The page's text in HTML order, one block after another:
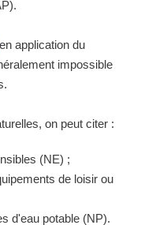
application du
impossible
on peut citer :
(NE) ;
de loisir ou
d'eau potable (NP).